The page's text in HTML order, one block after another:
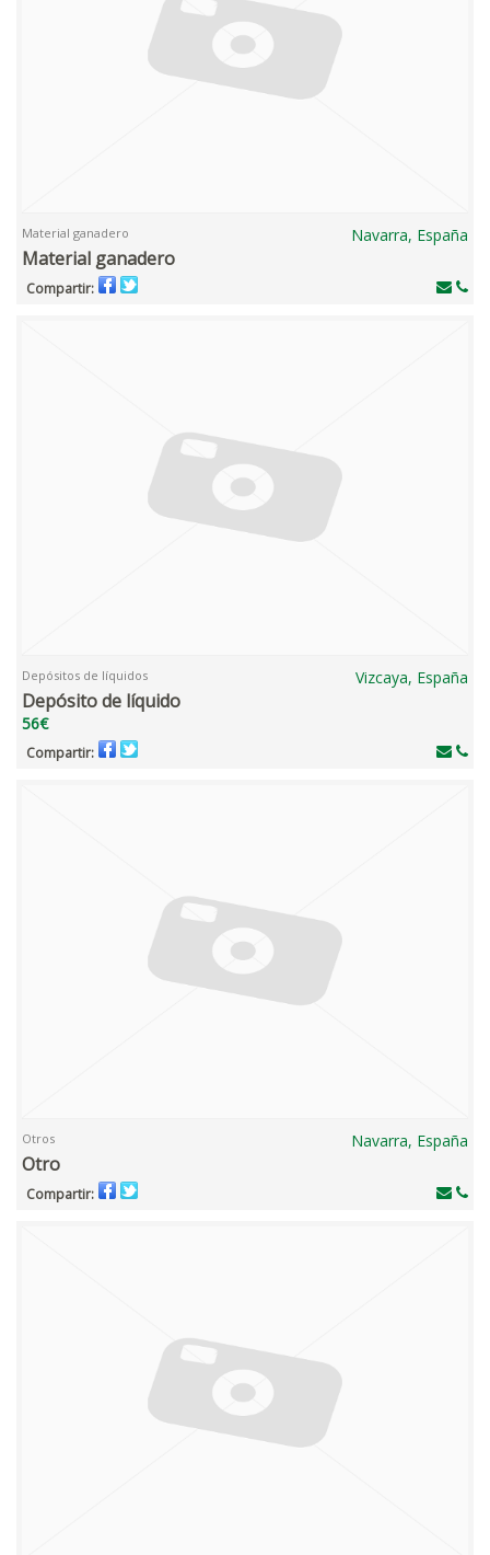
Material ganadero Navarra, España
Material ganadero
Compartir:
Depósitos de líquidos Vizcaya, España
Depósito de líquido
56€
Compartir:
Otros Navarra, España
Otro
Compartir: